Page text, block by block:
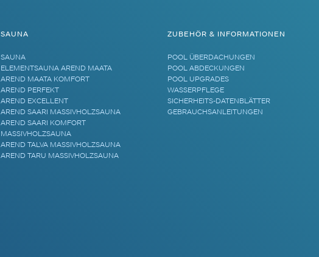
SAUNA
SAUNA
ELEMENTSAUNA AREND MAATA
AREND MAATA KOMFORT
AREND PERFEKT
AREND EXCELLENT
AREND SAARI MASSIVHOLZSAUNA
AREND SAARI KOMFORT
MASSIVHOLZSAUNA
AREND TALVA MASSIVHOLZSAUNA
AREND TARU MASSIVHOLZSAUNA
ZUBEHÖR & INFORMATIONEN
POOL ÜBERDACHUNGEN
POOL ABDECKUNGEN
POOL UPGRADES
WASSERPFLEGE
SICHERHEITS-DATENBLÄTTER
GEBRAUCHSANLEITUNGEN